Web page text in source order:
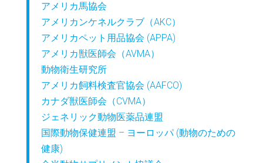
アメリカ馬協会
アメリカンケネルクラブ（AKC）
アメリカペット用品協会 (APPA)
アメリカ獣医師会（AVMA）
動物衛生研究所
アメリカ飼料検査官協会 (AAFCO)
カナダ獣医師会（CVMA）
ジェネリック動物医薬品連盟
国際動物保健連盟 – ヨーロッパ (動物のための
健康)